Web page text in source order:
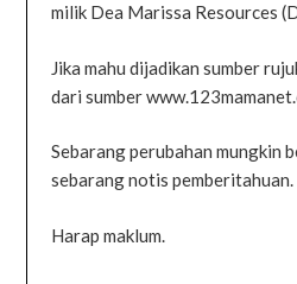
milik Dea Marissa Resources
Jika mahu dijadikan sumber
dari sumber
Sebarang perubahan mungkin
sebarang notis pemberitahuan.
Harap maklum.